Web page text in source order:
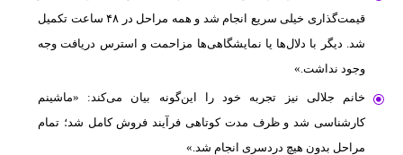
قیمت‌گذاری خیلی سریع انجام شد و همه مراحل در ۴۸ ساعت تکمیل
شد. دیگر با دلال‌ها یا نمایشگاهی‌ها مزاحمت و استرس دریافت وجه
وجود نداشت.»
خانم جلالی نیز تجربه خود را این‌گونه بیان می‌کند: «ماشینم
کارشناسی شد و ظرف مدت کوتاهی فرآیند فروش کامل شد؛ تمام
مراحل بدون هیچ دردسری انجام شد.»